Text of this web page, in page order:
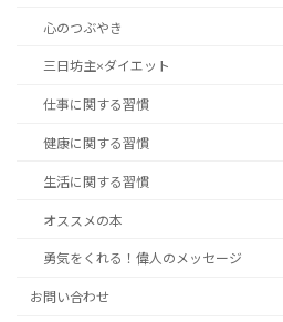
心のつぶやき
三日坊主×ダイエット
仕事に関する習慣
健康に関する習慣
生活に関する習慣
オススメの本
勇気をくれる！偉人のメッセージ
お問い合わせ